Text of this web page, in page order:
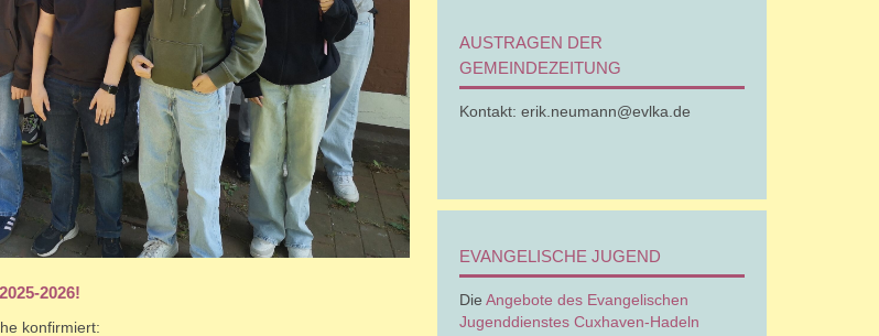
2026!
konfirmiert:
AUSTRAGEN DER
GEMEINDEZEITUNG
Kontakt: erik.neumann@evlka.de
EVANGELISCHE JUGEND
Die Angebote des Evangelischen
Jugenddienstes Cuxhaven-Hadeln